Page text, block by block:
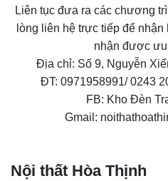
Liên tục đưa ra các chương
lòng liên hệ trực tiếp để
nhận được
Địa chỉ: Số 9, Nguyễn
ĐT: 0971958991/ 0243
FB: Kho Đèn
Gmail:
Nội thất Hòa Thịnh